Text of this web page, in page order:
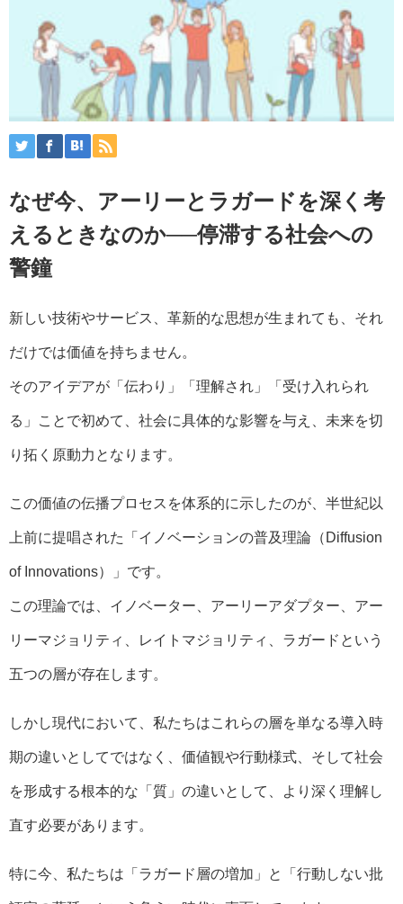
なぜ今、アーリーとラガードを深く考
えるときなのか──停滞する社会への
警鐘
新しい技術やサービス、革新的な思想が生まれても、それ
だけでは価値を持ちません。
そのアイデアが「伝わり」「理解され」「受け入れられ
る」ことで初めて、社会に具体的な影響を与え、未来を切
り拓く原動力となります。
この価値の伝播プロセスを体系的に示したのが、半世紀以
上前に提唱された「イノベーションの普及理論（Diffusion
of Innovations）」です。
この理論では、イノベーター、アーリーアダプター、アー
リーマジョリティ、レイトマジョリティ、ラガードという
五つの層が存在します。
しかし現代において、私たちはこれらの層を単なる導入時
期の違いとしてではなく、価値観や行動様式、そして社会
を形成する根本的な「質」の違いとして、より深く理解し
直す必要があります。
特に今、私たちは「ラガード層の増加」と「行動しない批